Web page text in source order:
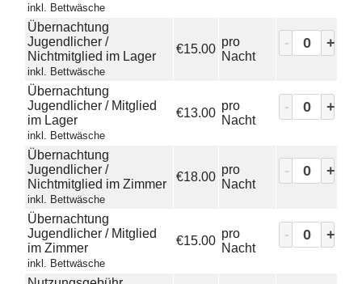
inkl. Bettwäsche
Übernachtung
Jugendlicher /
Nichtmitglied im Lager
inkl. Bettwäsche
€15.00
pro
Nacht
- +
Übernachtung
Jugendlicher / Mitglied
im Lager
inkl. Bettwäsche
€13.00
pro
Nacht
- +
Übernachtung
Jugendlicher /
Nichtmitglied im Zimmer
inkl. Bettwäsche
€18.00
pro
Nacht
- +
Übernachtung
Jugendlicher / Mitglied
im Zimmer
inkl. Bettwäsche
€15.00
pro
Nacht
- +